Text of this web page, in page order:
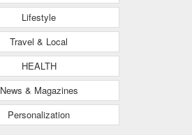
Lifestyle
Travel & Local
HEALTH
News & Magazines
Personalization